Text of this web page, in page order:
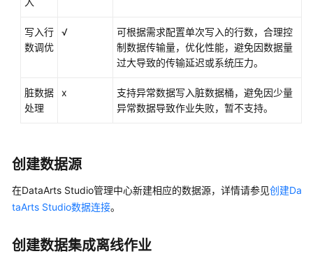
据
Doris
数
据
OBS
写入行
数调优
√
可根据需求配置单次写入的行数，合理控
制数据传输量，优化性能，避免因数据量
过大导致的传输延迟或系统压力。
脏数据
处理
x
支持异常数据写入脏数据桶，避免因少量
异常数据导致作业失败，暂不支持。
创建数据源
在DataArts Studio管理中心新建相应的数据源，详情请参见创建Da
taArts Studio数据连接。
创建数据集成离线作业